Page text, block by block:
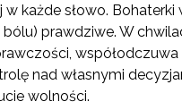
w każde słowo. Bohaterki
prawdziwe. W
współodczuwa
nad własnymi
wolności.